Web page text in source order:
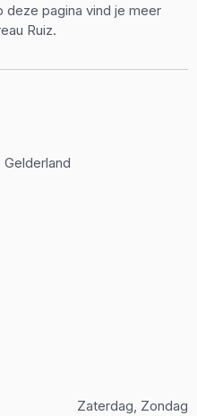
deze pagina vind je meer
Ruiz.
Gelderland
Zaterdag, Zondag